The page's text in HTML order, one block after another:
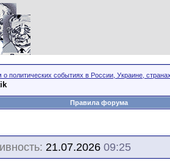
политических событиях в России, Украине,
Правила форума
21.07.2026 09:25